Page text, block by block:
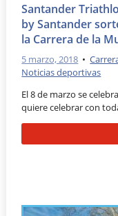
Santander
by Santander
la Carrera de la
5 marzo, 2018 •
Noticias deportivas
El 8 de marzo se
quiere celebrar con